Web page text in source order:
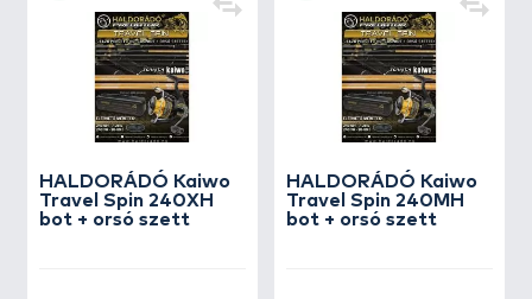
HALDORÁDÓ Kaiwo
Travel Spin 240XH
bot + orsó szett
HALDORÁDÓ Kaiwo
Travel Spin 240MH
bot + orsó szett